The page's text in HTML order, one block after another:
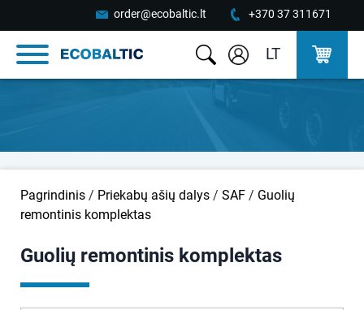
order@ecobaltic.lt +370 37 311671
LT
Pagrindinis / Priekabų ašių dalys / SAF / Guolių
remontinis komplektas
Guolių remontinis komplektas